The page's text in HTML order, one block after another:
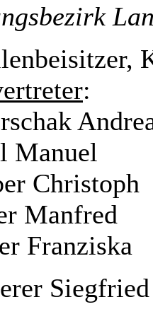
:
Manuel
Christoph
Manfred
Franziska
Siegfried